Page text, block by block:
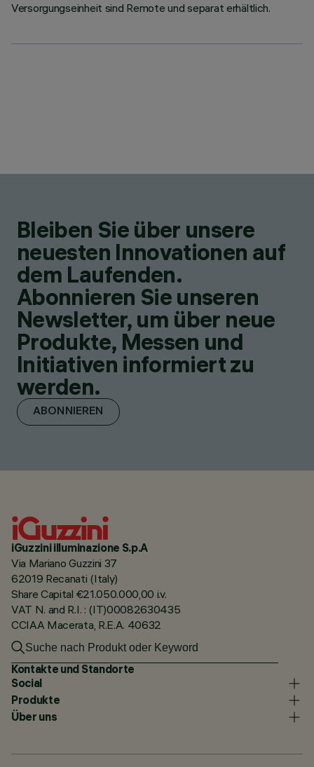
Versorgungseinheit sind Remote und separat erhältlich.
Bleiben Sie über unsere
neuesten Innovationen auf
dem Laufenden.
Abonnieren Sie unseren
Newsletter, um über neue
Produkte, Messen und
Initiativen informiert zu
werden.
ABONNIEREN
iGuzzini illuminazione S.p.A
Via Mariano Guzzini 37
62019 Recanati (Italy)
Share Capital €21.050.000,00 i.v.
VAT N. and R.I. : (IT)00082630435
CCIAA Macerata, R.E.A. 40632
Kontakte und Standorte
Social
Produkte
Über uns